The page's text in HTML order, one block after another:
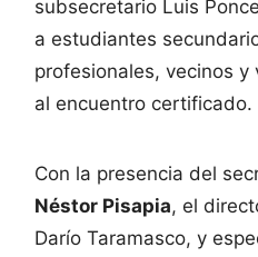
subsecretario Luis
a estudiantes
profesionales, vecinos y
al encuentro certificado.
Con la presencia del
Néstor Pisapia, el
Darío Taramasco, y